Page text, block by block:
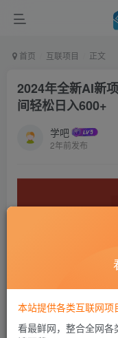
首页 互联项目 正文
2024年全新AI新
间轻松日入600+
学吧
2年前发布
项目介绍
本站提供各类互联网项
看最鲜网，整合全网